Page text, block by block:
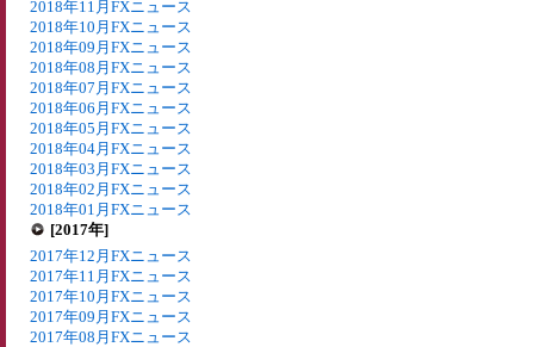
2018年11月FXニュース
2018年10月FXニュース
2018年09月FXニュース
2018年08月FXニュース
2018年07月FXニュース
2018年06月FXニュース
2018年05月FXニュース
2018年04月FXニュース
2018年03月FXニュース
2018年02月FXニュース
2018年01月FXニュース
[2017年]
2017年12月FXニュース
2017年11月FXニュース
2017年10月FXニュース
2017年09月FXニュース
2017年08月FXニュース